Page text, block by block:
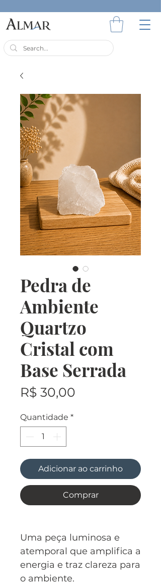
Pedra de
Ambiente
Quartzo
Cristal com
Base Serrada
R$ 30,00
Quantidade *
Adicionar ao carrinho
Comprar
Uma peça luminosa e
atemporal que amplifica a
energia e traz clareza para
o ambiente.